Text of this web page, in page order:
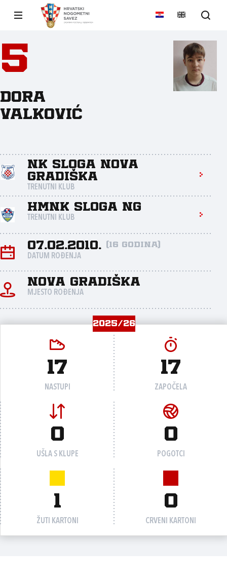
5
Dora
Valković
NK Sloga Nova
Gradiška
TRENUTNI KLUB
HMNK Sloga NG
TRENUTNI KLUB
07.02.2010. (16 godina)
DATUM ROĐENJA
Nova Gradiška
MJESTO ROĐENJA
2025/26
17
NASTUPI
17
ZAPOČELA
0
UŠLA S KLUPE
0
POGOTCI
1
ŽUTI KARTONI
0
CRVENI KARTONI